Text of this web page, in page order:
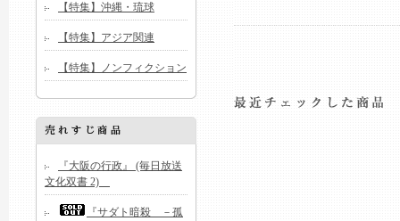
【特集】沖縄・琉球
【特集】アジア関連
【特集】ノンフィクション
『大阪の行政』 (毎日放送
文化双書 2)
『サダト暗殺 －孤